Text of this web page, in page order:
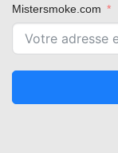
Mistersmoke.com
Appliquer